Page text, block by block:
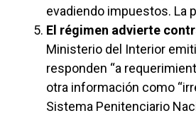
evadiendo impuestos. La
El régimen advierte
Ministerio del Interior
responden “a
otra información como
Sistema Penitenciario